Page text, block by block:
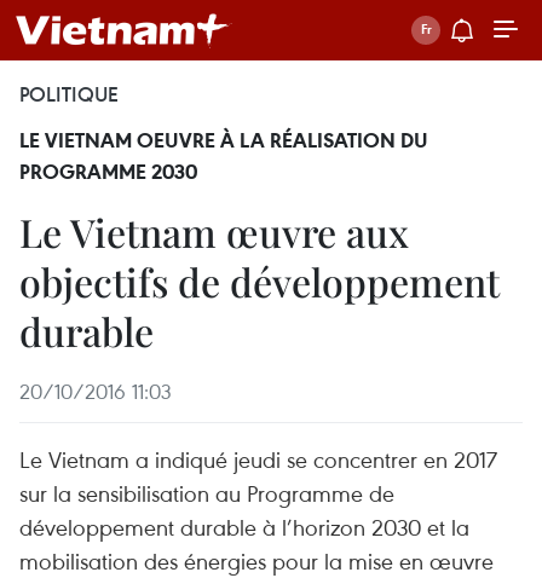
POLITIQUE
LE VIETNAM OEUVRE À LA RÉALISATION DU
PROGRAMME 2030
Le Vietnam œuvre aux
objectifs de développement
durable
20/10/2016 11:03
Le Vietnam a indiqué jeudi se concentrer en 2017
sur la sensibilisation au Programme de
développement durable à l’horizon 2030 et la
mobilisation des énergies pour la mise en œuvre